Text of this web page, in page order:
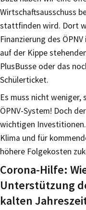
Wirtschaftsausschuss
stattfinden wird. Dort
Finanzierung des
auf der Kippe
PlusBusse oder das
Schülerticket.
Es muss nicht weniger,
ÖPNV-System! Doch
wichtigen
Klima und für
höhere Folgekosten
Corona-Hilfe:
Unterstützung
kalten